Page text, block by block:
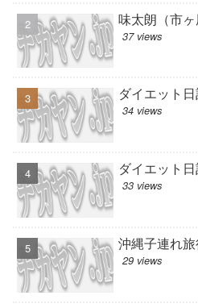
味太朗（市ヶ
37 views
ダイエット日
34 views
ダイエット日
33 views
沖縄子連れ旅
29 views